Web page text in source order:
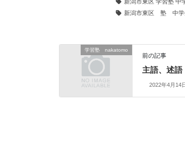
新潟市東区 学習塾 中
新潟市東区 塾 中
学習塾 nakatomo
前の記事
主語、述語
2022年4月14